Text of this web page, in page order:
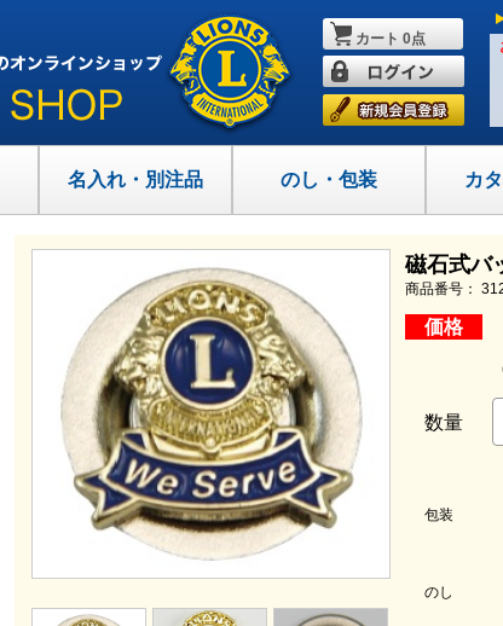
カート 0点
名入れ・別注品 のし・包装 カ
磁石式バ
商品番号：
価格
数量
包装
のし